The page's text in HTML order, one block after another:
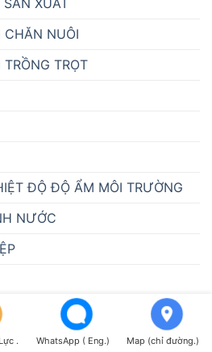
XUẤT
CHĂN NUÔI
TRỌT
ĐỘ ĐỘ ẨM MÔI TRƯỜNG
NƯỚC
. WhatsApp ( Eng.) Map (chỉ đường.)